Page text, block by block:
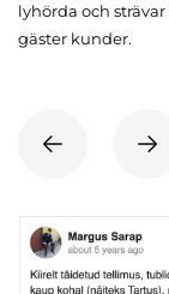
lyhörda och
gäster kunder.